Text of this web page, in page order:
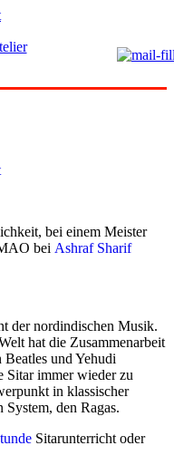
bei einem Meister
bei Ashraf Sharif
der nordindischen Musik.
hat die Zusammenarbeit
und Yehudi
Sitar immer wieder zu
in klassischer
den Ragas.
Sitarunterricht oder